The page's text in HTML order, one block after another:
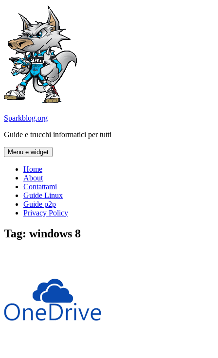
contenuto
Sparkblog.org
Guide e trucchi informatici per tutti
Menu e widget
Home
About
Contattami
Guide Linux
Guide p2p
Privacy Policy
Tag: windows 8